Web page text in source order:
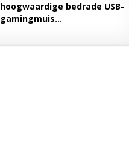
hoogwaardige bedrade USB-
gamingmuis...